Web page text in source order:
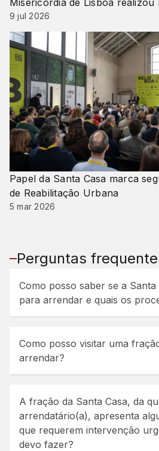
9 jul 2026
Papel da Santa Casa marca
de Reabilitação Urbana
5 mar 2026
Perguntas
Como posso saber se a Santa
para arrendar e quais os
Como posso visitar uma
arrendar?
A fração da Santa Casa, da
arrendatário(a), apresenta
que requerem intervenção
devo fazer?